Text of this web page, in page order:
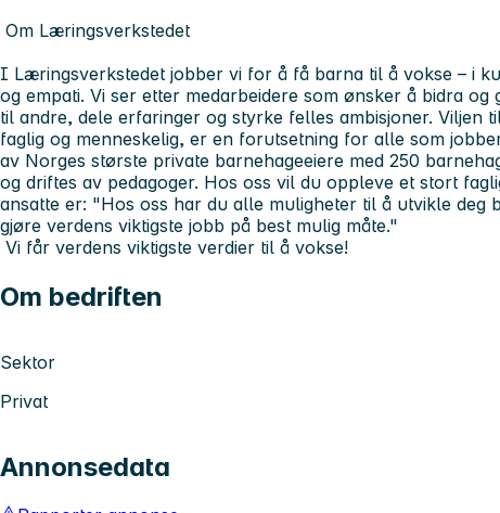
Om Læringsverkstedet
I Læringsverkstedet jobber vi for å få barna til å vokse – i
og empati. Vi ser etter medarbeidere som ønsker å bidra og
til andre, dele erfaringer og styrke felles ambisjoner. Viljen
faglig og menneskelig, er en forutsetning for alle som
av Norges største private barnehageeiere med 250
og driftes av pedagoger. Hos oss vil du oppleve et stort
ansatte er: "Hos oss har du alle muligheter til å utvikle deg
gjøre verdens viktigste jobb på best mulig måte."
Vi får verdens viktigste verdier til å vokse!
Om bedriften
Sektor
Privat
Annonsedata